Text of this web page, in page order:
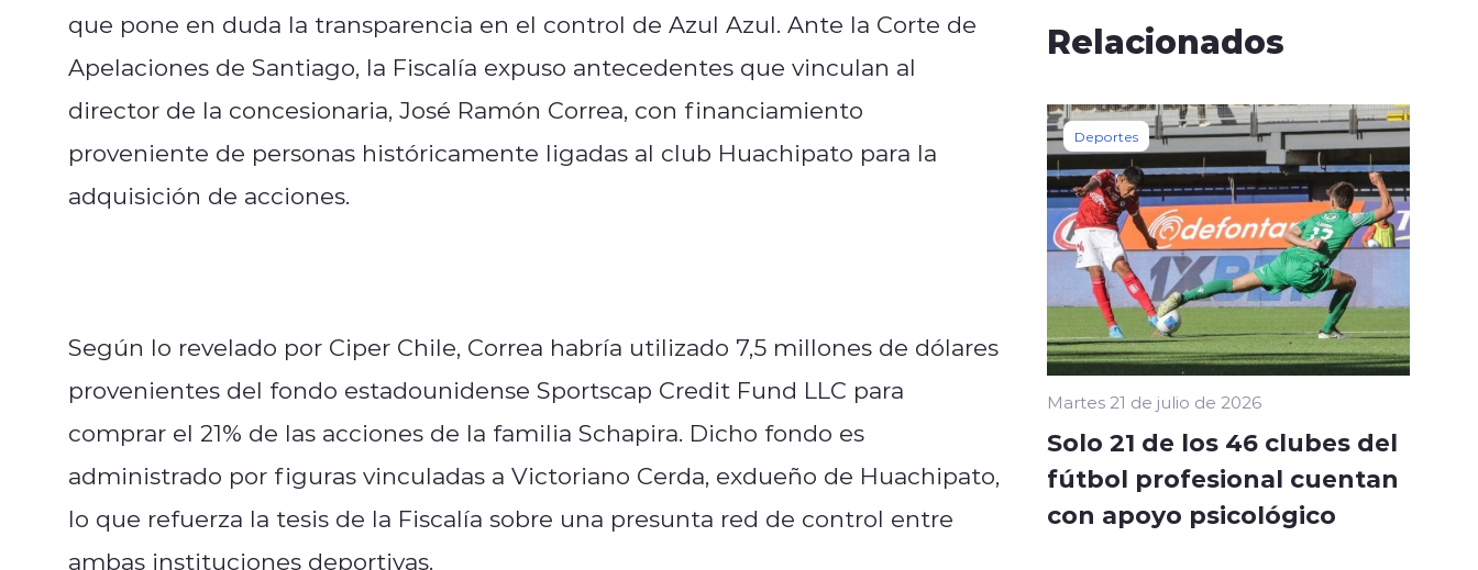
que pone en duda la transparencia en el control de Azul Azul. Ante la Corte de
Apelaciones de Santiago, la Fiscalía expuso antecedentes que vinculan al
director de la concesionaria, José Ramón Correa, con financiamiento
proveniente de personas históricamente ligadas al club Huachipato para la
adquisición de acciones.
Según lo revelado por Ciper Chile, Correa habría utilizado 7,5 millones de dólares
provenientes del fondo estadounidense Sportscap Credit Fund LLC para
comprar el 21% de las acciones de la familia Schapira. Dicho fondo es
administrado por figuras vinculadas a Victoriano Cerda, exdueño de Huachipato,
lo que refuerza la tesis de la Fiscalía sobre una presunta red de control entre
ambas instituciones deportivas.
Relacionados
Deportes
Martes 21 de julio de 2026
Solo 21 de los 46 clubes del
fútbol profesional cuentan
con apoyo psicológico